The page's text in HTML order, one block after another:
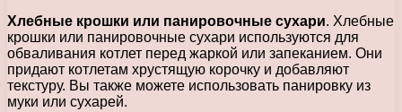
Хлебные крошки или панировочные сухари. Хлебные
крошки или панировочные сухари используются для
обваливания котлет перед жаркой или запеканием. Они
придают котлетам хрустящую корочку и добавляют
текстуру. Вы также можете использовать панировку из
муки или сухарей.